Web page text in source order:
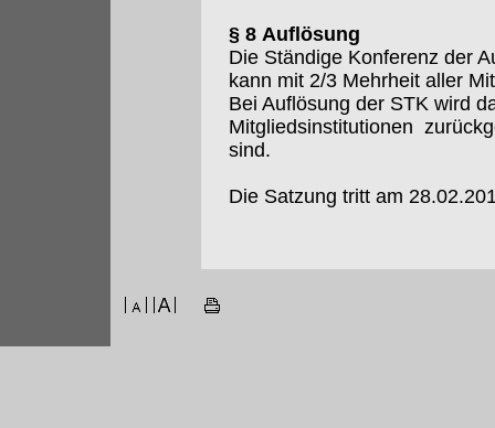
§ 8 Auflösung
Die Ständige Konferenz der
kann mit 2/3 Mehrheit aller
Bei Auflösung der STK wird
Mitgliedsinstitutionen
sind.
Die Satzung tritt am